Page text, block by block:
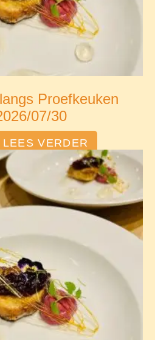
Proefkeuken
07/30
LEES VERDER